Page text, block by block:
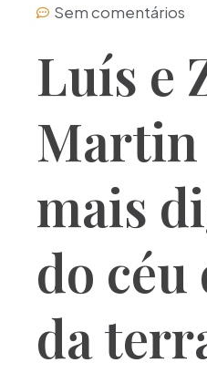
Sem comentários
Luís e
Martin
mais
do céu
da